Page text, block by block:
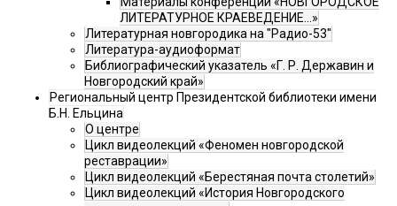
ЛИТЕРАТУРНОЕ КРАЕВЕДЕНИЕ...»
Литературная новгородика на "Радио-53"
Литература-аудиоформат
Библиографический указатель «Г. Р. Державин и
Новгородский край»
Региональный центр Президентской библиотеки имени
Б.Н. Ельцина
О центре
Цикл видеолекций «Феномен новгородской
реставрации»
Цикл видеолекций «Берестяная почта столетий»
Цикл видеолекций «История Новгородского